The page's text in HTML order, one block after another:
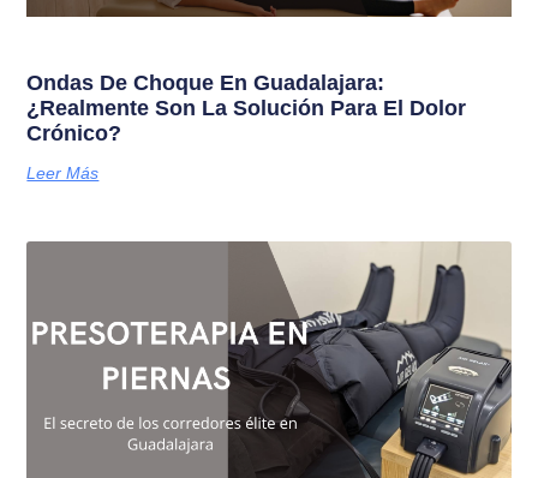
Ondas De Choque En Guadalajara:
¿Realmente Son La Solución Para El Dolor
Crónico?
Leer Más